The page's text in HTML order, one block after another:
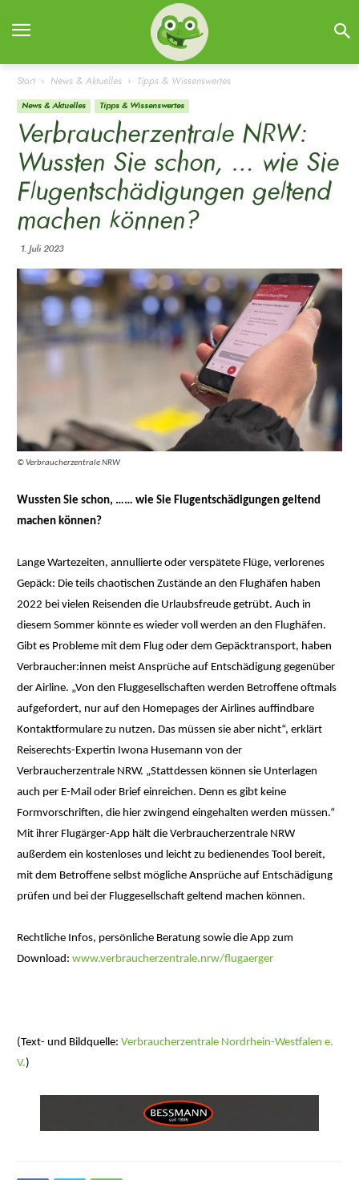
Start News & Aktuelles Tipps & Wissenswertes
News & Aktuelles Tipps & Wissenswertes
Verbraucherzentrale NRW:
Wussten Sie schon, … wie Sie
Flugentschädigungen geltend
machen können?
1. Juli 2023
© Verbraucherzentrale NRW
Wussten Sie schon, …… wie Sie Flugentschädigungen geltend
machen können?
Lange Wartezeiten, annullierte oder verspätete Flüge, verlorenes
Gepäck: Die teils chaotischen Zustände an den Flughäfen haben
2022 bei vielen Reisenden die Urlaubsfreude getrübt. Auch in
diesem Sommer könnte es wieder voll werden an den Flughäfen.
Gibt es Probleme mit dem Flug oder dem Gepäcktransport, haben
Verbraucher:innen meist Ansprüche auf Entschädigung gegenüber
der Airline. „Von den Fluggesellschaften werden Betroffene oftmals
aufgefordert, nur auf den Homepages der Airlines auffindbare
Kontaktformulare zu nutzen. Das müssen sie aber nicht“, erklärt
Reiserechts-Expertin Iwona Husemann von der
Verbraucherzentrale NRW. „Stattdessen können sie Unterlagen
auch per E-Mail oder Brief einreichen. Denn es gibt keine
Formvorschriften, die hier zwingend eingehalten werden müssen.“
Mit ihrer Flugärger-App hält die Verbraucherzentrale NRW
außerdem ein kostenloses und leicht zu bedienendes Tool bereit,
mit dem Betroffene selbst mögliche Ansprüche auf Entschädigung
prüfen und bei der Fluggesellschaft geltend machen können.
Rechtliche Infos, persönliche Beratung sowie die App zum
Download:www.verbraucherzentrale.nrw/flugaerger
(Text- und Bildquelle:Verbraucherzentrale Nordrhein-Westfalen e.
V.)